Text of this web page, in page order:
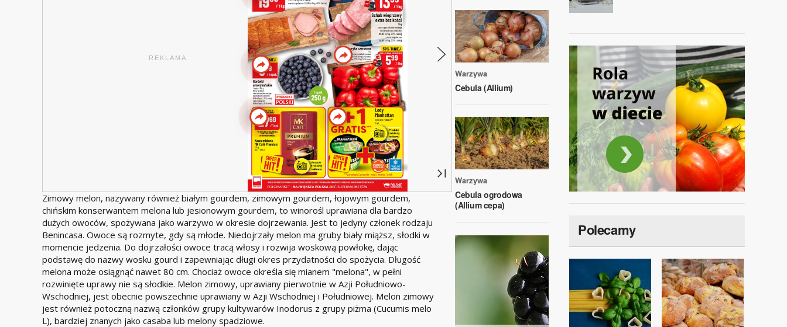
Zimowy melon, nazywany również białym gourdem, zimowym gourdem, łojowym gourdem,
chińskim konserwantem melona lub jesionowym gourdem, to winorośl uprawiana dla bardzo
dużych owoców, spożywana jako warzywo w okresie dojrzewania. Jest to jedyny członek rodzaju
Benincasa. Owoce są rozmyte, gdy są młode. Niedojrzały melon ma gruby biały miąższ, słodki w
momencie jedzenia. Do dojrzałości owoce tracą włosy i rozwija woskową powłokę, dając
podstawę do nazwy wosku gourd i zapewniając długi okres przydatności do spożycia. Długość
melona może osiągnąć nawet 80 cm. Chociaż owoce określa się mianem "melona", w pełni
rozwinięte uprawy nie są słodkie. Melon zimowy, uprawiany pierwotnie w Azji Południowo-
Wschodniej, jest obecnie powszechnie uprawiany w Azji Wschodniej i Południowej. Melon zimowy
jest również potoczną nazwą członków grupy kultywarów Inodorus z grupy piżma (Cucumis melo
L), bardziej znanych jako casaba lub melony spadziowe.
Warzywa
Cebula (Allium)
Warzywa
Cebula ogrodowa
(Allium cepa)
Polecamy